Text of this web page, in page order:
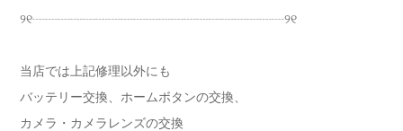
୨୧┈┈┈┈┈┈┈┈┈┈┈┈┈┈┈┈┈┈┈┈୨୧
当店では上記修理以外にも
バッテリー交換、ホームボタンの交換、
カメラ・カメラレンズの交換